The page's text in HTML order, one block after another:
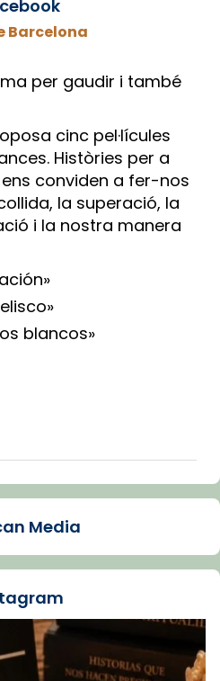
Barcelona
per gaudir i també
cinc pel·lícules
Històries per a
conviden a fer-nos
la superació, la
i la nostra manera
blancos»
Barcelona
Fa gairebé
Lluís Companys, la
comp
Vatican
Media